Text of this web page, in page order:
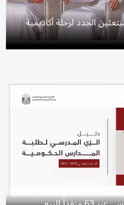
الجدد لرحلة أكاديمية